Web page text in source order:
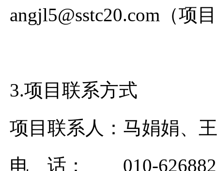
3.项目联系方式
项目联系人：马娟娟、
电 话： 010-